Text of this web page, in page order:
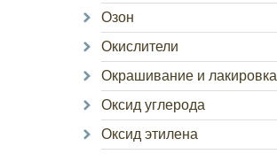
Озон
Окислители
Окрашивание и лакировка
Оксид углерода
Оксид этилена